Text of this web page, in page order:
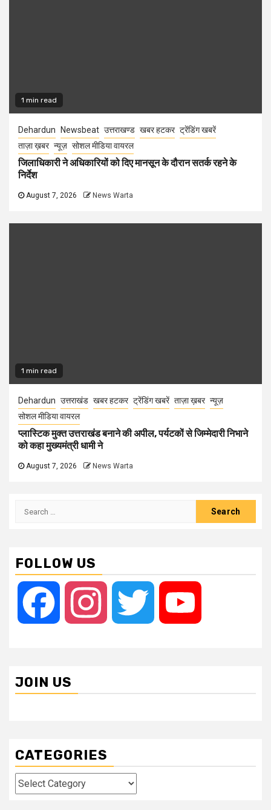
1 min read
Dehardun Newsbeat उत्तराखण्ड खबर हटकर ट्रेंडिंग खबरें
ताज़ा ख़बर न्यूज़ सोशल मीडिया वायरल
जिलाधिकारी ने अधिकारियों को दिए मानसून के दौरान सतर्क रहने के
निर्देश
August 7, 2026 News Warta
1 min read
Dehardun उत्तराखंड खबर हटकर ट्रेंडिंग खबरें ताज़ा ख़बर न्यूज़
सोशल मीडिया वायरल
प्लास्टिक मुक्त उत्तराखंड बनाने की अपील, पर्यटकों से जिम्मेदारी निभाने
को कहा मुख्यमंत्री धामी ने
August 7, 2026 News Warta
Search
FOLLOW US
Facebook Instagram Twitter
JOIN US
CATEGORIES
Categories